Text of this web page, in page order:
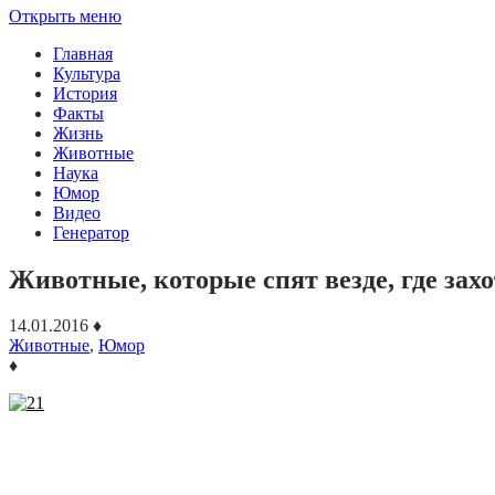
Открыть меню
Главная
Культура
История
Факты
Жизнь
Животные
Наука
Юмор
Видео
Генератор
Животные, которые спят везде, где
14.01.2016 ♦
Животные, Юмор
♦